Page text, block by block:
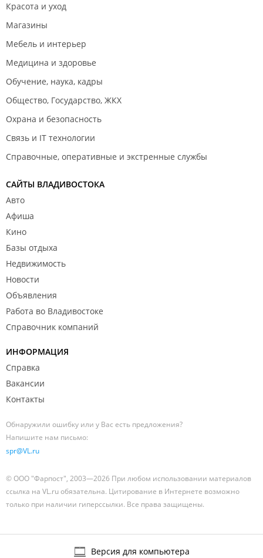
Красота и уход
Магазины
Мебель и интерьер
Медицина и здоровье
Обучение, наука, кадры
Общество, Государство, ЖКХ
Охрана и безопасность
Связь и IT технологии
Справочные, оперативные и экстренные службы
САЙТЫ ВЛАДИВОСТОКА
Авто
Афиша
Кино
Базы отдыха
Недвижимость
Новости
Объявления
Работа во Владивостоке
Справочник компаний
ИНФОРМАЦИЯ
Справка
Вакансии
Контакты
Обнаружили ошибку или у Вас есть предложения?
Напишите нам письмо:
spr@VL.ru
© ООО "Фарпост", 2003—2026 При любом использовании материалов
ссылка на VL.ru обязательна. Цитирование в Интернете возможно
только при наличии гиперссылки. Все права защищены.
Версия для компьютера